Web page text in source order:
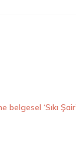
belgesel ‘Sıkı